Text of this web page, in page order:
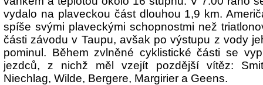
vydalo na plaveckou část dlouhou 1,9 km.
spíše svými plaveckými schopnostmi než
části závodu v Taupu, avšak po výstupu z vody
pominul. Během zvlněné cyklistické části se
jezdců, z nichž měl vzejít pozdější vítěz:
Niechlag, Wilde, Bergere, Margirier a Geens.